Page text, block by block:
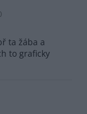
ta žába a
to graficky